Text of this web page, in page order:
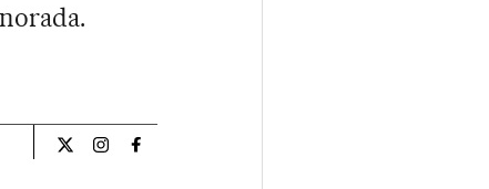
Internacional El País Brasil en Twitter
Internacional El País Brasil en Instagram
Internacional El País Brasil en Facebook